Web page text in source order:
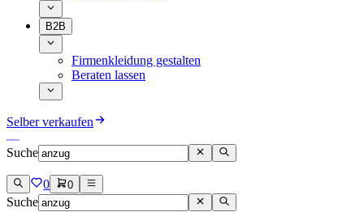
B2B
Firmenkleidung gestalten
Beraten lassen
Selber verkaufen
Suche
0 0
Suche